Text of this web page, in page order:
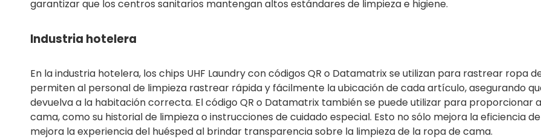
garantizar que los centros sanitarios mantengan altos estándares de limpieza e higiene.
Industria hotelera
En la industria hotelera, los chips UHF Laundry con códigos QR o Datamatrix se utilizan para rastrear ropa
permiten al personal de limpieza rastrear rápida y fácilmente la ubicación de cada artículo, asegurando
devuelva a la habitación correcta. El código QR o Datamatrix también se puede utilizar para proporcionar
cama, como su historial de limpieza o instrucciones de cuidado especial. Esto no sólo mejora la eficiencia
mejora la experiencia del huésped al brindar transparencia sobre la limpieza de la ropa de cama.